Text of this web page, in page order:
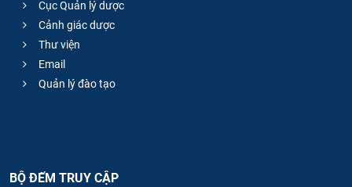
Cục Quản lý dược
Cảnh giác dược
Thư viện
Email
Quản lý đào tạo
BỘ ĐẾM TRUY CẬP